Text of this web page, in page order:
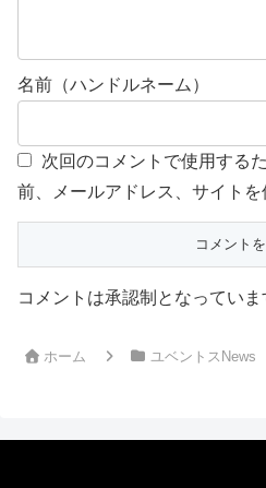
名前（ハンドルネーム）
次回のコメントで使用する
前、メールアドレス、サイトを
コメントは承認制となっていま
ホーム ユベントスNews